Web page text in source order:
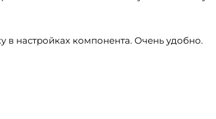
в настройках компонента. Очень удобно.